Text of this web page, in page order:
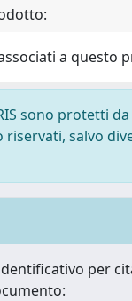
a questo
sono protetti
salvo
per